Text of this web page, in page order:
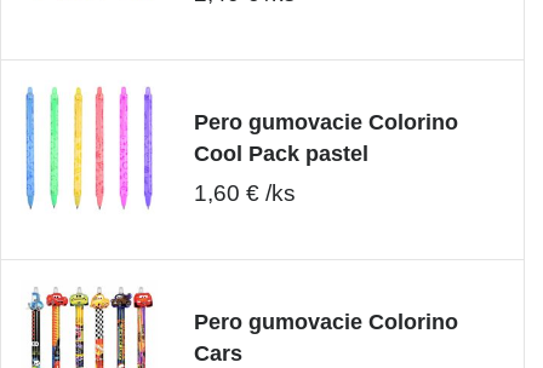
Pero gumovacie Colorino
Cool Pack pastel
1,60 € /ks
Pero gumovacie Colorino
Cars